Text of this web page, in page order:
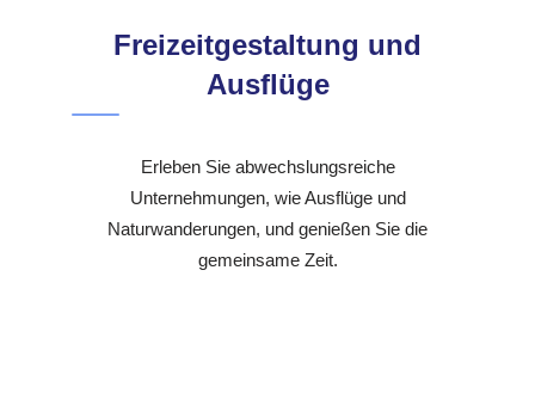
Freizeitgestaltung und
Ausflüge
Erleben Sie abwechslungsreiche
Unternehmungen, wie Ausflüge und
Naturwanderungen, und genießen Sie die
gemeinsame Zeit.